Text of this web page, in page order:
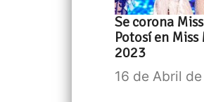
Se corona
Potosí en Miss
2023
16 de Abril